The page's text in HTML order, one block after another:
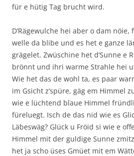
für e hütig Tag brucht wird.
D’Rägewulche hei aber o dam nöie,
welle da blibe und es het e ganze
grägelet. Zwüschine het d’Sunne e
brönnt und ihri warme Strahle hei
Wie het das de wohl ta, es paar
im Gsicht z’spüre, gäg em Himmel
wie e lüchtend blaue Himmel
füreluegt. Isch de das nid wie es
Läbeswäg? Glück u Fröid si wie e
Himmel mit der guldige Sunne
het ja scho üses Gmüet mit em